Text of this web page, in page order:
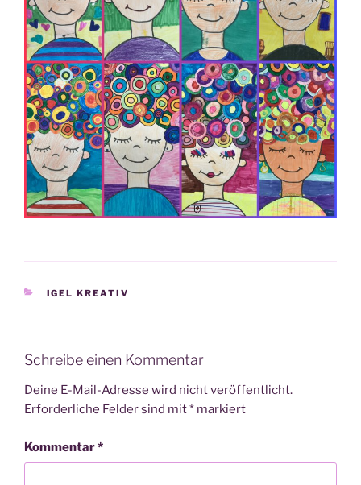
KATEGORIEN
IGEL KREATIV
Schreibe einen Kommentar
Deine E-Mail-Adresse wird nicht veröffentlicht.
Erforderliche Felder sind mit* markiert
Kommentar*